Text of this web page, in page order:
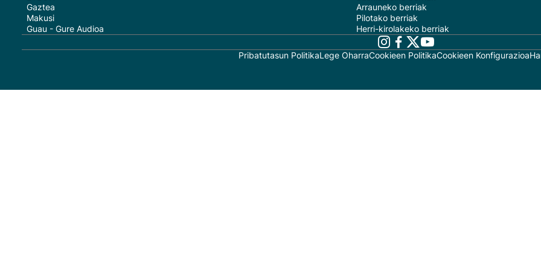
Gaztea
Makusi
Guau - Gure Audioa
Arrauneko berriak
Pilotako berriak
Herri-kirolakeko berriak
Pribatutasun PolitikaLege OharraCookieen PolitikaCookieen Konfigurazioa